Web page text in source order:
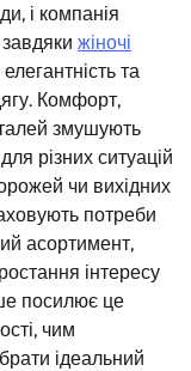
і компанія
жіночі
та
Комфорт,
змушують
різних ситуацій
чи вихідних
потреби
асортимент,
інтересу
посилює це
чим
ідеальний